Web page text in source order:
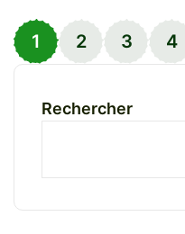
1 2 3 4
Rechercher